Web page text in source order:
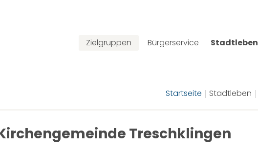
Zielgruppen Bürgerservice Stadtleben
Startseite Stadtleben
Treschklingen